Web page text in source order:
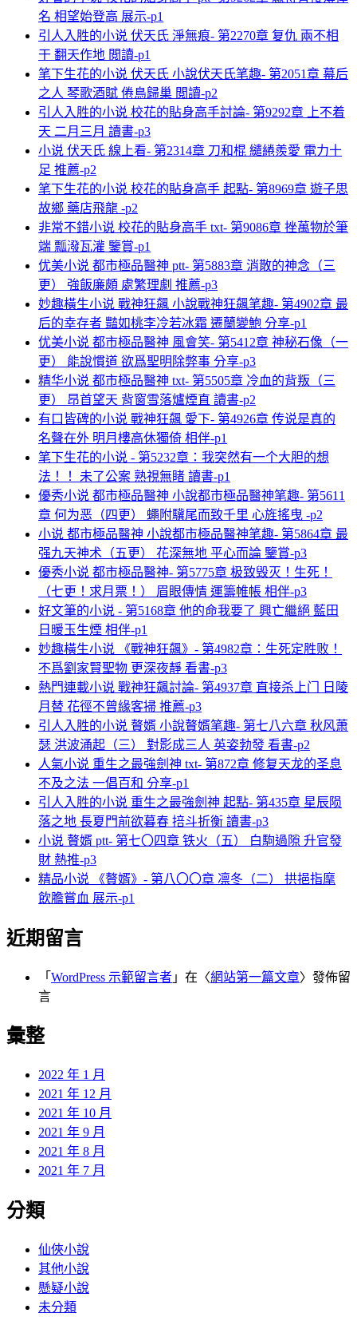
名 相望始登高 展示-p1
引人入胜的小说 伏天氏 淨無痕- 第2270章 复仇 兩不相
干 翻天作地 閲讀-p1
笔下生花的小说 伏天氏 小說伏天氏笔趣- 第2051章 幕后
之人 琴歌酒賦 倦鳥歸巢 閲讀-p2
引人入胜的小说 校花的貼身高手討論- 第9292章 上不着
天 二月三月 讀書-p3
小说 伏天氏 線上看- 第2314章 刀和棍 繾綣羨愛 電力十
足 推薦-p2
笔下生花的小说 校花的貼身高手 起點- 第8969章 遊子思
故鄉 藥店飛龍 -p2
非常不錯小说 校花的貼身高手 txt- 第9086章 挫萬物於筆
端 瓢潑瓦灌 鑒賞-p1
优美小说 都市極品醫神 ptt- 第5883章 消散的神念（三
更） 強飯廉頗 處繁理劇 推薦-p3
妙趣橫生小说 戰神狂飆 小說戰神狂飆笔趣- 第4902章 最
后的幸存者 豔如桃李冷若冰霜 遷蘭變鮑 分享-p1
优美小说 都市極品醫神 風會笑- 第5412章 神秘石像（一
更） 能說慣道 欲爲聖明除弊事 分享-p3
精华小说 都市極品醫神 txt- 第5505章 冷血的背叛（三
更） 昂首望天 背窗雪落爐煙直 讀書-p2
有口皆碑的小说 戰神狂飆 愛下- 第4926章 传说是真的
名聲在外 明月樓高休獨倚 相伴-p1
笔下生花的小说 - 第5232章：我突然有一个大胆的想
法！！ 未了公案 熟視無睹 讀書-p1
優秀小说 都市極品醫神 小說都市極品醫神笔趣- 第5611
章 何为恶（四更） 蠅附驥尾而致千里 心旌搖曳 -p2
小说 都市極品醫神 小說都市極品醫神笔趣- 第5864章 最
强九天神术（五更） 花深無地 平心而論 鑒賞-p3
優秀小说 都市極品醫神- 第5775章 极致毁灭！生死！
（七更！求月票！） 眉眼傳情 運籌帷帳 相伴-p3
好文筆的小说 - 第5168章 他的命我要了 興亡繼絕 藍田
日暖玉生煙 相伴-p1
妙趣橫生小说 《戰神狂飆》- 第4982章：生死定胜败！
不爲劉家賢聖物 更深夜靜 看書-p3
熱門連載小说 戰神狂飆討論- 第4937章 直接杀上门 日陵
月替 花徑不曾緣客掃 推薦-p3
引人入胜的小说 贅婿 小說贅婿笔趣- 第七八六章 秋风萧
瑟 洪波涌起（三） 對影成三人 英姿勃發 看書-p2
人氣小说 重生之最強劍神 txt- 第872章 修复天龙的圣息
不及之法 一倡百和 分享-p1
引人入胜的小说 重生之最強劍神 起點- 第435章 星辰陨
落之地 長夏門前欲暮春 掊斗折衡 讀書-p3
小说 贅婿 ptt- 第七〇四章 铁火（五） 白駒過隙 升官發
財 熱推-p3
精品小说 《贅婿》- 第八〇〇章 凛冬（二） 拱挹指麾
飲膽嘗血 展示-p1
近期留言
「 WordPress 示範留言者 」在〈網站第一篇文章〉發佈留
言
彙整
2022 年 1 月
2021 年 12 月
2021 年 10 月
2021 年 9 月
2021 年 8 月
2021 年 7 月
分類
仙俠小說
其他小說
懸疑小說
未分類